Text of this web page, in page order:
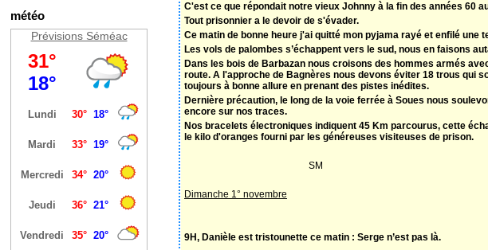
météo
Prévisions Séméac
C'est ce que répondait notre vieux Johnny à la fin des années 60
Tout prisonnier a le devoir de s'évader.
Ce matin de bonne heure j'ai quitté mon pyjama rayé et enfilé
Les vols de palombes s’échappent vers le sud, nous en faisons
Dans les bois de Barbazan nous croisons des hommes armés
route. A l'approche de Bagnères nous devons éviter 18 trous qui
toujours à bonne allure en prenant des pistes inédites.
Dernière précaution, le long de la voie ferrée à Soues nous
encore sur nos traces.
Nos bracelets électroniques indiquent 45 Km parcourus, cette
le kilo d'oranges fourni par les généreuses visiteuses de prison.
SM
Dimanche 1° novembre
9H, Danièle est tristounette ce matin : Serge n’est pas là.